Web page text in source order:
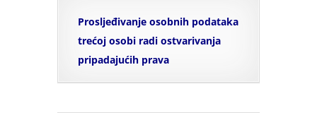
Prosljeđivanje osobnih podataka
trećoj osobi radi ostvarivanja
pripadajućih prava